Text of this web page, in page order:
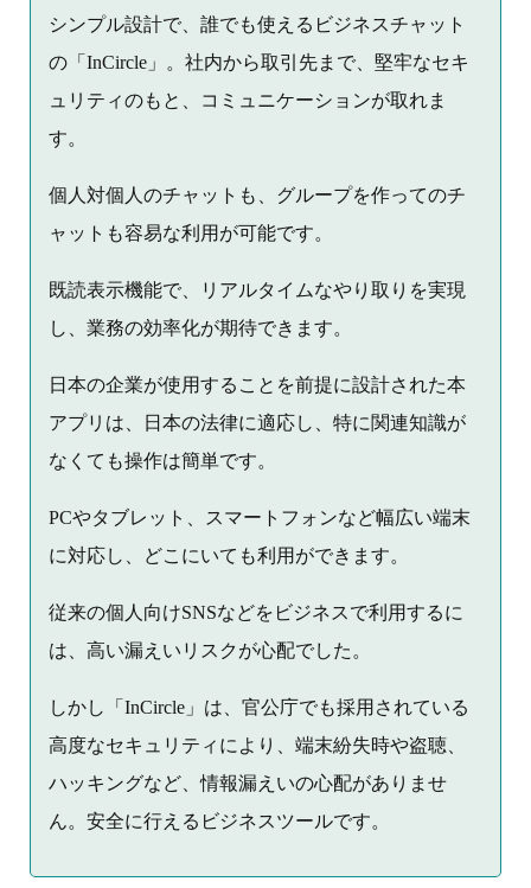
シンプル設計で、誰でも使えるビジネスチャット
の「InCircle」。社内から取引先まで、堅牢なセキ
ュリティのもと、コミュニケーションが取れま
す。
個人対個人のチャットも、グループを作ってのチ
ャットも容易な利用が可能です。
既読表示機能で、リアルタイムなやり取りを実現
し、業務の効率化が期待できます。
日本の企業が使用することを前提に設計された本
アプリは、日本の法律に適応し、特に関連知識が
なくても操作は簡単です。
PCやタブレット、スマートフォンなど幅広い端末
に対応し、どこにいても利用ができます。
従来の個人向けSNSなどをビジネスで利用するに
は、高い漏えいリスクが心配でした。
しかし「InCircle」は、官公庁でも採用されている
高度なセキュリティにより、端末紛失時や盗聴、
ハッキングなど、情報漏えいの心配がありませ
ん。安全に行えるビジネスツールです。